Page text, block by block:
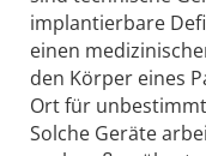
implantierbare
einen
den Körper eines
Ort für
Solche Geräte